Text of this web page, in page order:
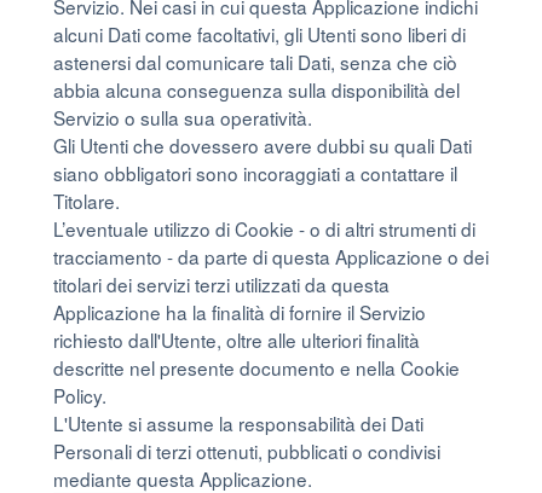
Servizio. Nei casi in cui questa Applicazione indichi
alcuni Dati come facoltativi, gli Utenti sono liberi di
astenersi dal comunicare tali Dati, senza che ciò
abbia alcuna conseguenza sulla disponibilità del
Servizio o sulla sua operatività.
Gli Utenti che dovessero avere dubbi su quali Dati
siano obbligatori sono incoraggiati a contattare il
Titolare.
L’eventuale utilizzo di Cookie - o di altri strumenti di
tracciamento - da parte di questa Applicazione o dei
titolari dei servizi terzi utilizzati da questa
Applicazione ha la finalità di fornire il Servizio
richiesto dall'Utente, oltre alle ulteriori finalità
descritte nel presente documento e nella Cookie
Policy.
L'Utente si assume la responsabilità dei Dati
Personali di terzi ottenuti, pubblicati o condivisi
mediante questa Applicazione.